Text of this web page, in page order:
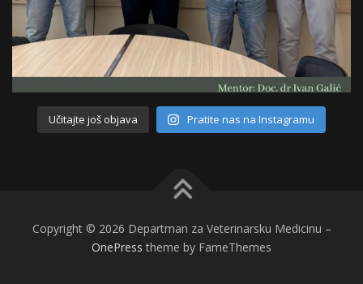
Učitajte još objava Pratite nas na Instagramu
Copyright © 2026 Departman za Veterinarsku Medicinu –
OnePress theme by FameThemes